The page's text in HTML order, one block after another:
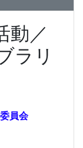
動／
ラリ
員会